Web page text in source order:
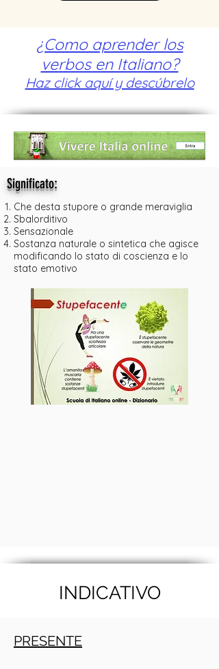
¿Como aprender los
verbos en Italiano?
Haz click aquí y descúbrelo
Significato:
Che desta stupore o grande meraviglia
Sbalorditivo
Sensazionale
Sostanza naturale o sintetica che agisce
modificando lo stato di coscienza e lo
stato emotivo
INDICATIVO
PRESENTE